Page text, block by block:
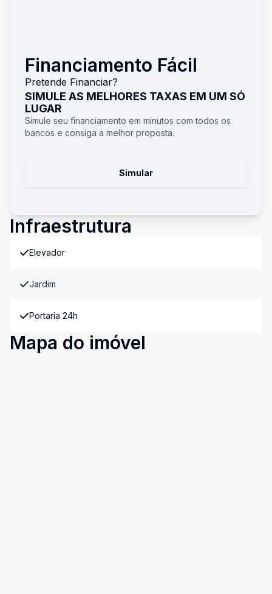
Financiamento Fácil
Pretende Financiar?
SIMULE AS MELHORES TAXAS EM UM SÓ
LUGAR
Simule seu financiamento em minutos com todos os
bancos e consiga a melhor proposta.
Simular
Infraestrutura
Elevador
Jardim
Portaria 24h
Mapa do imóvel